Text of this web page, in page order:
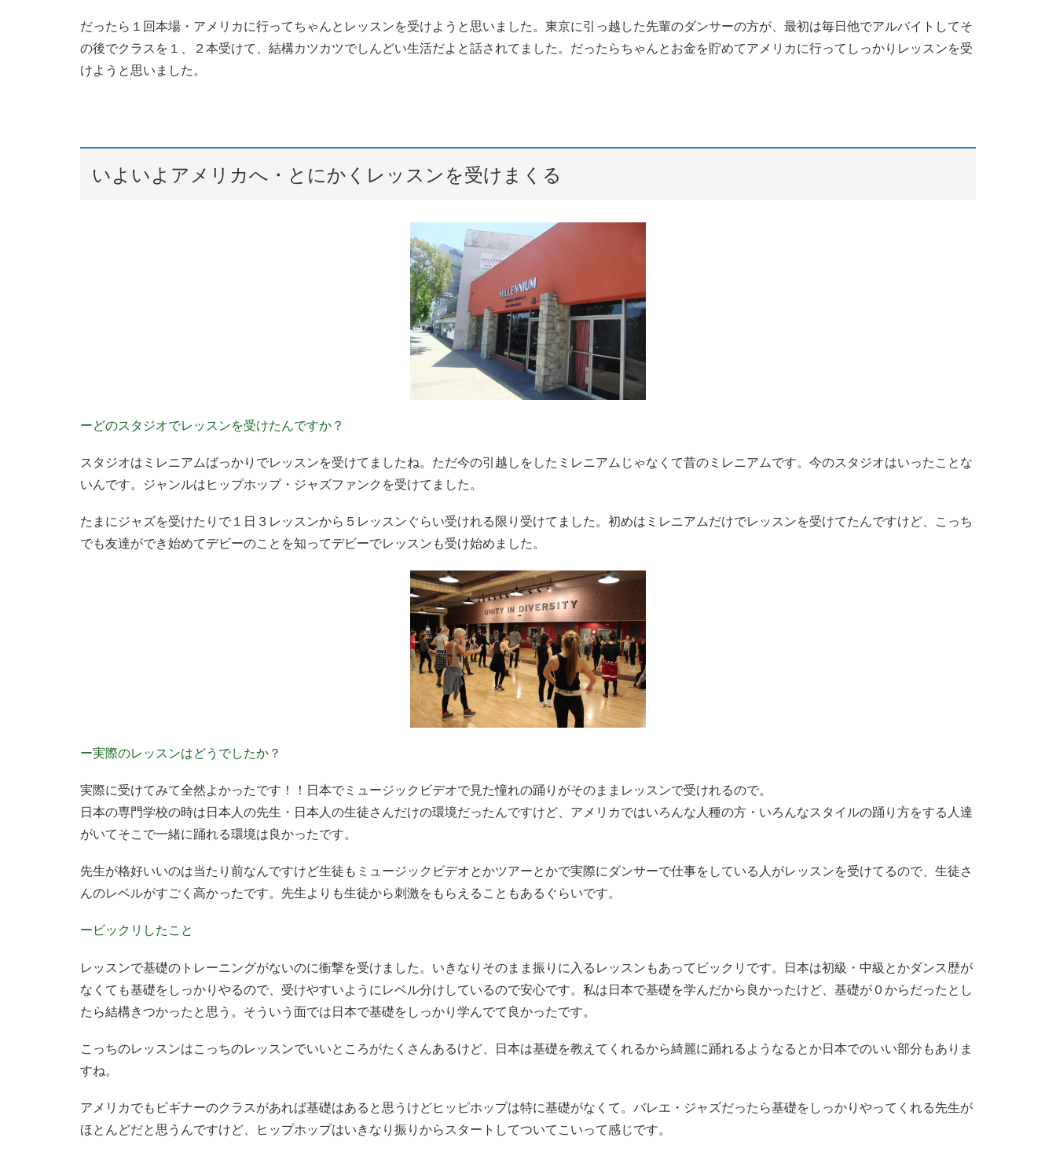
だったら１回本場・アメリカに行ってちゃんとレッスンを受けようと思いました。東京に引っ越した先輩のダンサーの方が、最初は毎日他でアルバイトしてそ
の後でクラスを１、２本受けて、結構カツカツでしんどい生活だよと話されてました。だったらちゃんとお金を貯めてアメリカに行ってしっかりレッスンを受
けようと思いました。
いよいよアメリカへ・とにかくレッスンを受けまくる
ーどのスタジオでレッスンを受けたんですか？
スタジオはミレニアムばっかりでレッスンを受けてましたね。ただ今の引越しをしたミレニアムじゃなくて昔のミレニアムです。今のスタジオはいったことな
いんです。ジャンルはヒップホップ・ジャズファンクを受けてました。
たまにジャズを受けたりで１日３レッスンから５レッスンぐらい受けれる限り受けてました。初めはミレニアムだけでレッスンを受けてたんですけど、こっち
でも友達ができ始めてデビーのことを知ってデビーでレッスンも受け始めました。
ー実際のレッスンはどうでしたか？
実際に受けてみて全然よかったです！！日本でミュージックビデオで見た憧れの踊りがそのままレッスンで受けれるので。
日本の専門学校の時は日本人の先生・日本人の生徒さんだけの環境だったんですけど、アメリカではいろんな人種の方・いろんなスタイルの踊り方をする人達
がいてそこで一緒に踊れる環境は良かったです。
先生が格好いいのは当たり前なんですけど生徒もミュージックビデオとかツアーとかで実際にダンサーで仕事をしている人がレッスンを受けてるので、生徒さ
んのレベルがすごく高かったです。先生よりも生徒から刺激をもらえることもあるぐらいです。
ービックリしたこと
レッスンで基礎のトレーニングがないのに衝撃を受けました。いきなりそのまま振りに入るレッスンもあってビックリです。日本は初級・中級とかダンス歴が
なくても基礎をしっかりやるので、受けやすいようにレベル分けしているので安心です。私は日本で基礎を学んだから良かったけど、基礎が０からだったとし
たら結構きつかったと思う。そういう面では日本で基礎をしっかり学んでて良かったです。
こっちのレッスンはこっちのレッスンでいいところがたくさんあるけど、日本は基礎を教えてくれるから綺麗に踊れるようなるとか日本でのいい部分もありま
すね。
アメリカでもビギナーのクラスがあれば基礎はあると思うけどヒッピホップは特に基礎がなくて。バレエ・ジャズだったら基礎をしっかりやってくれる先生が
ほとんどだと思うんですけど、ヒップホップはいきなり振りからスタートしてついてこいって感じです。